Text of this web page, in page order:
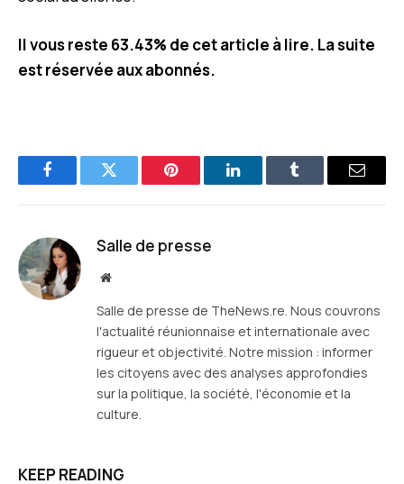
Il vous reste 63.43% de cet article à lire. La suite
est réservée aux abonnés.
FacebookTwitter Pinterest LinkedInTumblr
E-
Salle de presse
Site
Salle de presse de TheNews.re. Nous couvrons
l'actualité réunionnaise et internationale avec
rigueur et objectivité. Notre mission : informer
les citoyens avec des analyses approfondies
sur la politique, la société, l'économie et la
culture.
KEEP READING